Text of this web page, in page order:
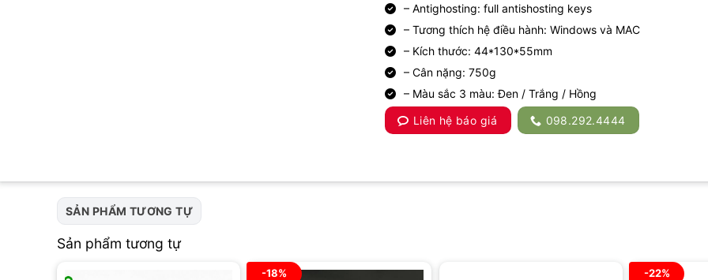
– Antighosting: full antishosting keys
– Tương thích hệ điều hành: Windows và MAC
– Kích thước: 44*130*55mm
– Cân nặng: 750g
– Màu sắc 3 màu: Đen / Trắng / Hồng
Liên hệ báo giá
098.292.4444
SẢN PHẨM TƯƠNG TỰ
Sản phẩm tương tự
-18% -22%